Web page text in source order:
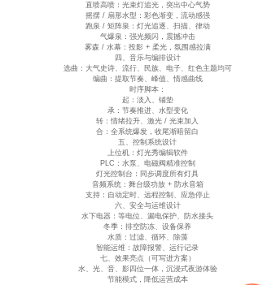
直喷高喷：光束灯追光，突出中心气势
摇摆 / 扇形水型：彩色渐变，流动感强
跑泉 / 矩阵泉：灯光追逐、扫描、律动
气爆泉：强光频闪，震撼冲击
雾森 / 水幕：投影 + 柔光，氛围感拉满
四、音乐与编排设计
选曲：大气史诗、流行、民族、电子、红色主题均可
编曲：提取节奏、峰值、情感曲线
时序脚本：
起：淡入、铺垫
承：节奏推进、水型变化
转：情绪拉升、激光 / 光束加入
合：全系统爆发，收尾渐暗留白
五、控制系统设计
上位机：灯光秀编辑软件
PLC：水泵、电磁阀精准控制
灯光控制台：同步调度所有灯具
音频系统：舞台级功放 + 防水音箱
支持：自动定时、远程控制、应急停止
六、安全与运维设计
水下电器：等电位、漏电保护、防水接头
冬季：排空防冻、设备保养
水质：过滤、循环、除藻
智能运维：故障报警、运行记录
七、效果亮点（可写进方案）
水、光、音、影四位一体，沉浸式夜游体验
节能模式，降低运营成本